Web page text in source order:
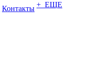
Контакты + ЕЩЕ